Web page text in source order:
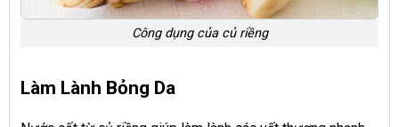
Công dụng của củ riềng
Làm Lành Bỏng Da